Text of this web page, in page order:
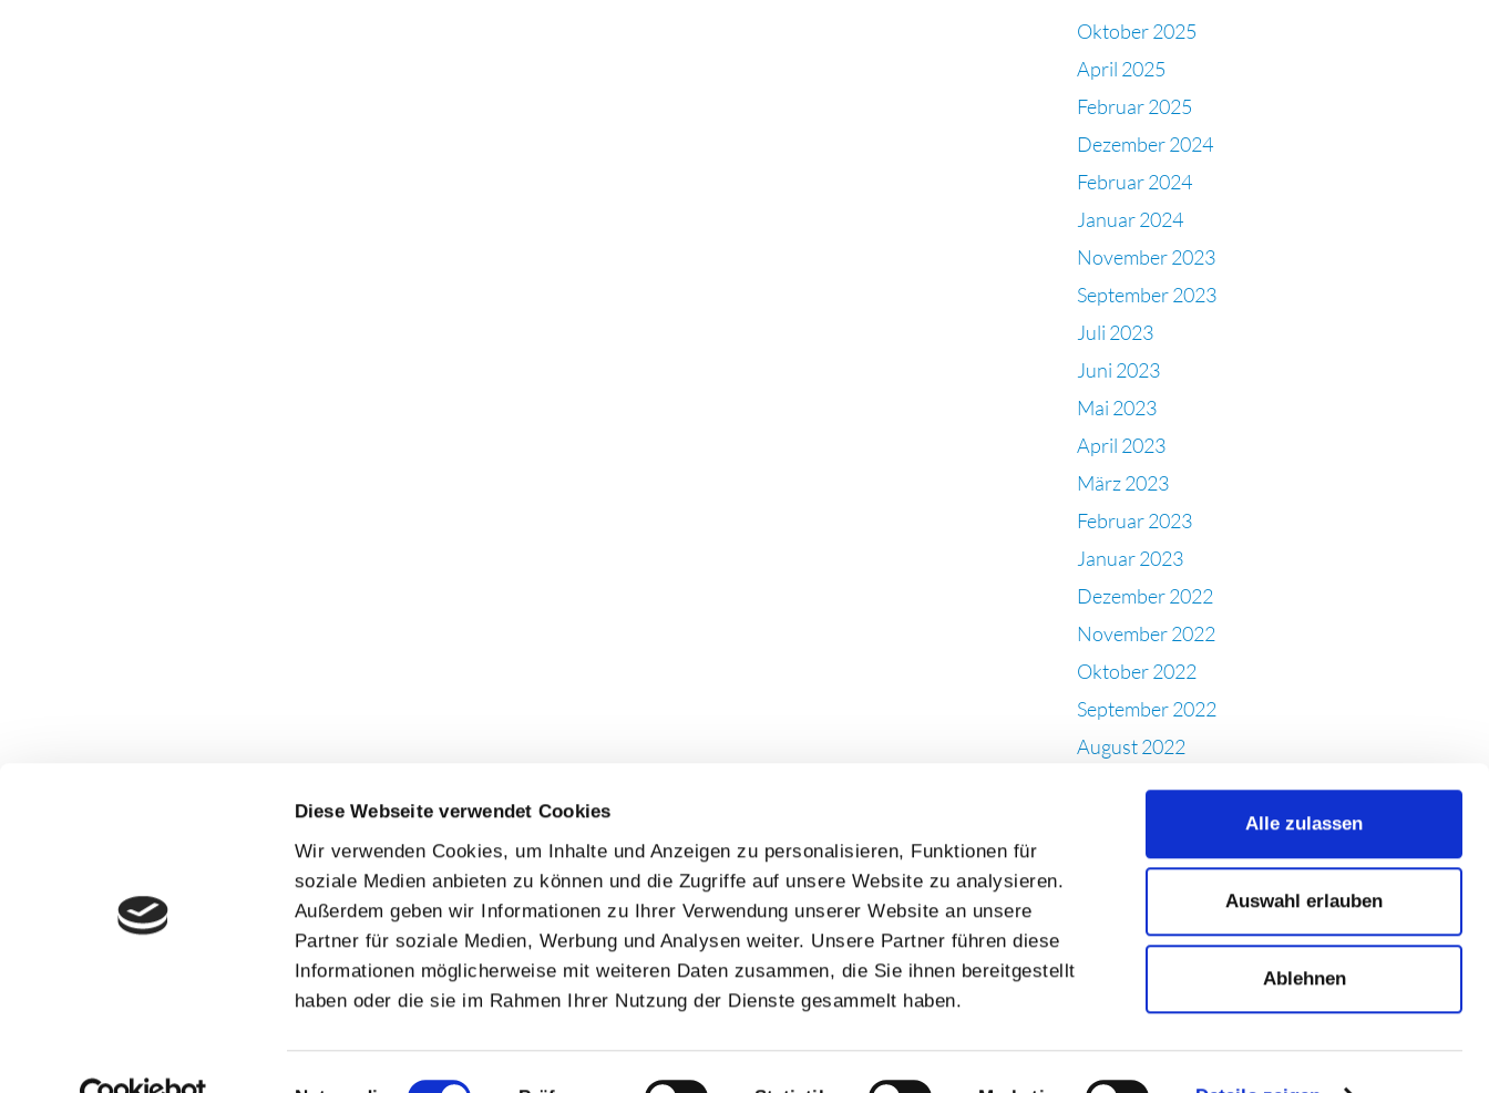
Diese Webseite verwendet Cookies
Wir verwenden Cookies, um Inhalte und Anzeigen zu personalisieren, Funktionen für
soziale Medien anbieten zu können und die Zugriffe auf unsere Website zu analysieren.
Außerdem geben wir Informationen zu Ihrer Verwendung unserer Website an unsere
Partner für soziale Medien, Werbung und Analysen weiter. Unsere Partner führen diese
Informationen möglicherweise mit weiteren Daten zusammen, die Sie ihnen bereitgestellt
haben oder die sie im Rahmen Ihrer Nutzung der Dienste gesammelt haben.
Einwilligungsauswahl
Alle zulassen
Auswahl erlauben
Ablehnen
Oktober 2025
April 2025
Februar 2025
Dezember 2024
Februar 2024
Januar 2024
November 2023
September 2023
Juli 2023
Juni 2023
Mai 2023
April 2023
März 2023
Februar 2023
Januar 2023
Dezember 2022
November 2022
Oktober 2022
September 2022
August 2022
Juli 2022
Mai 2022
März 2022
Januar 2022
Dezember 2021